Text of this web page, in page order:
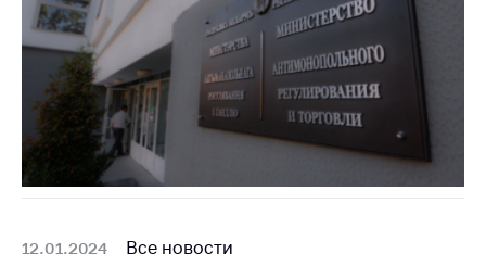
Обучение по
вопросам
антимонопольного
регулирования и
конкурентной
политики
12.01.2024 Все новости